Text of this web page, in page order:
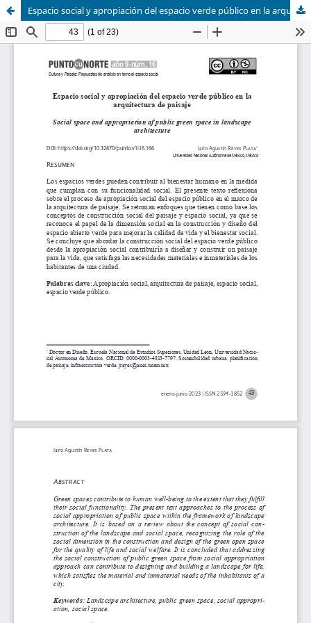
Espacio social y apropiación del espacio verde público en la arquitectura de paisaje